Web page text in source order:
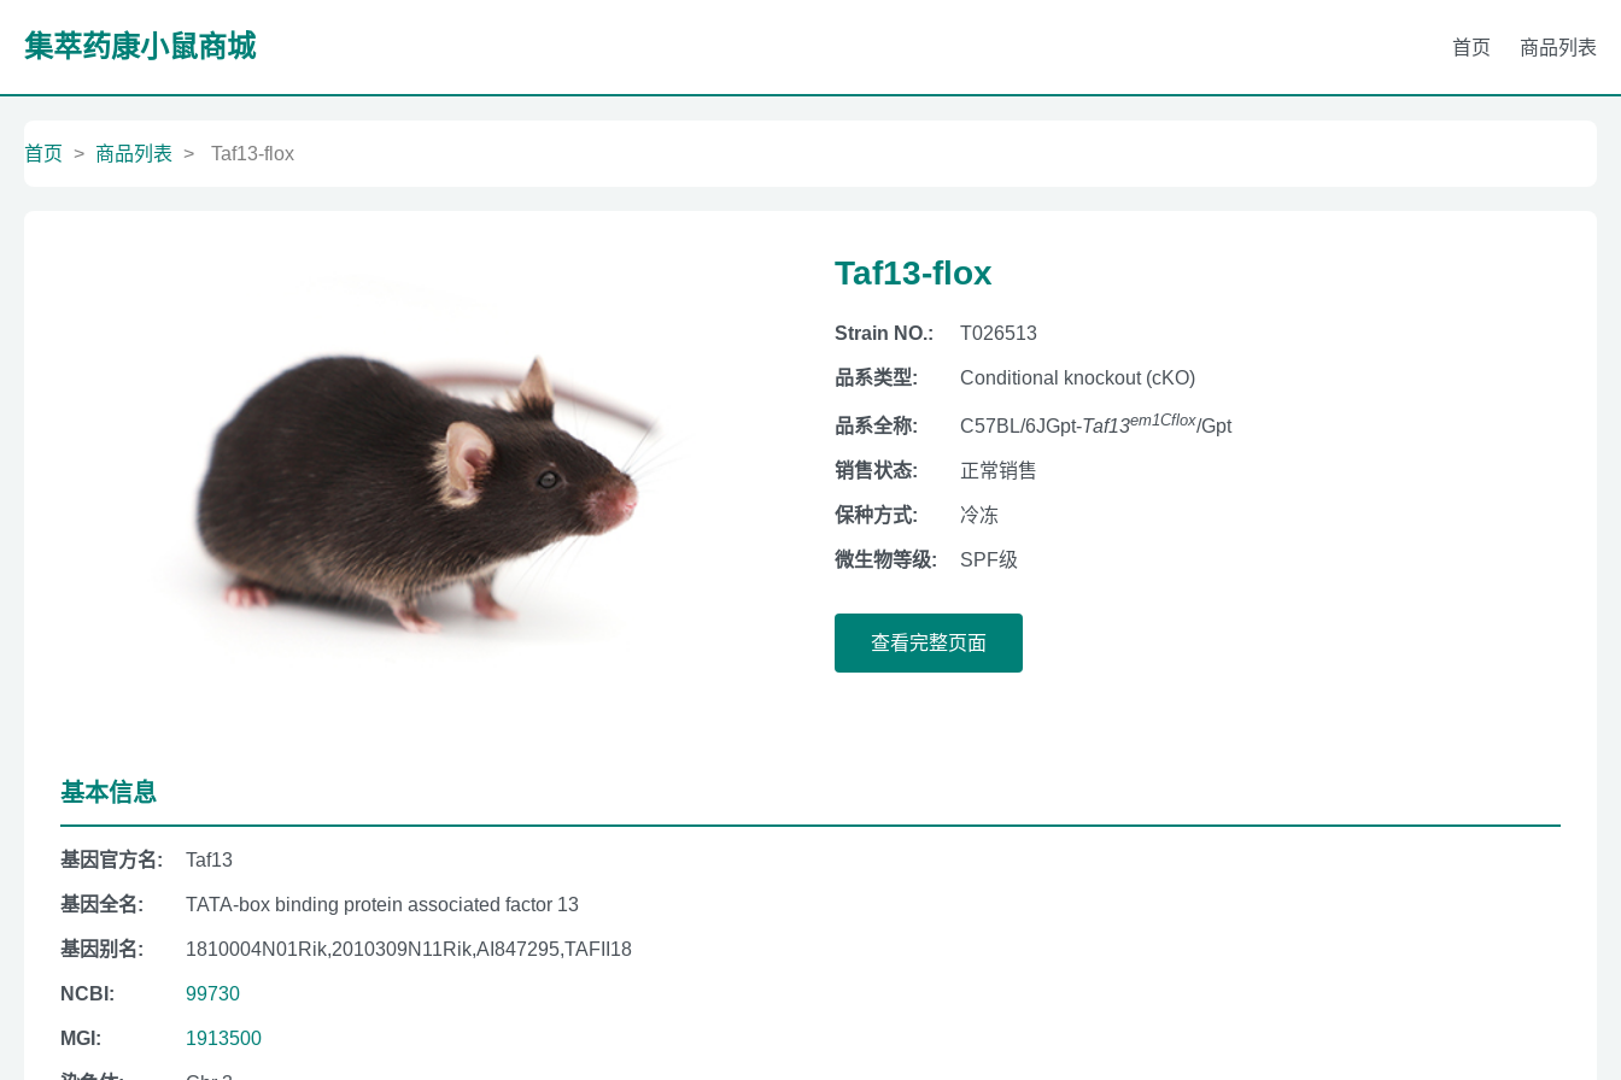
集萃药康小鼠商城 首页 商品列表
首页 > 商品列表 > Taf13-flox
Taf13-flox
Strain NO.: T026513
品系类型: Conditional knockout (cKO)
品系全称: C57BL/6JGpt-Taf13em1Cflox/Gpt
销售状态: 正常销售
保种方式: 冷冻
微生物等级: SPF级
查看完整页面
基本信息
基因官方名: Taf13
基因全名: TATA-box binding protein associated factor 13
基因别名: 1810004N01Rik,2010309N11Rik,AI847295,TAFII18
NCBI: 99730
MGI: 1913500